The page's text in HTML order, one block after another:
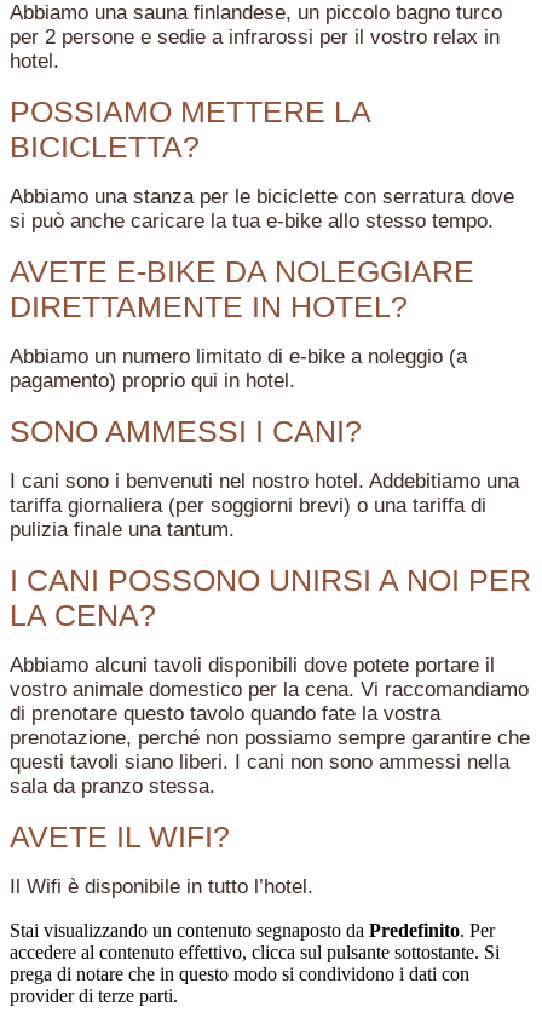
Abbiamo una sauna finlandese, un piccolo bagno turco
per 2 persone e sedie a infrarossi per il vostro relax in
hotel.
POSSIAMO METTERE LA
BICICLETTA?
Abbiamo una stanza per le biciclette con serratura dove
si può anche caricare la tua e-bike allo stesso tempo.
AVETE E-BIKE DA NOLEGGIARE
DIRETTAMENTE IN HOTEL?
Abbiamo un numero limitato di e-bike a noleggio (a
pagamento) proprio qui in hotel.
SONO AMMESSI I CANI?
I cani sono i benvenuti nel nostro hotel. Addebitiamo una
tariffa giornaliera (per soggiorni brevi) o una tariffa di
pulizia finale una tantum.
I CANI POSSONO UNIRSI A NOI PER
LA CENA?
Abbiamo alcuni tavoli disponibili dove potete portare il
vostro animale domestico per la cena. Vi raccomandiamo
di prenotare questo tavolo quando fate la vostra
prenotazione, perché non possiamo sempre garantire che
questi tavoli siano liberi. I cani non sono ammessi nella
sala da pranzo stessa.
AVETE IL WIFI?
Il Wifi è disponibile in tutto l’hotel.
Stai visualizzando un contenuto segnaposto da Predefinito. Per
accedere al contenuto effettivo, clicca sul pulsante sottostante. Si
prega di notare che in questo modo si condividono i dati con
provider di terze parti.